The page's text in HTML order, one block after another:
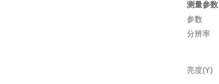
测量参
参数
分辨率
亮度(Y)